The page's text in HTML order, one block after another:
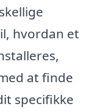
hvordan et
at finde
specifikke